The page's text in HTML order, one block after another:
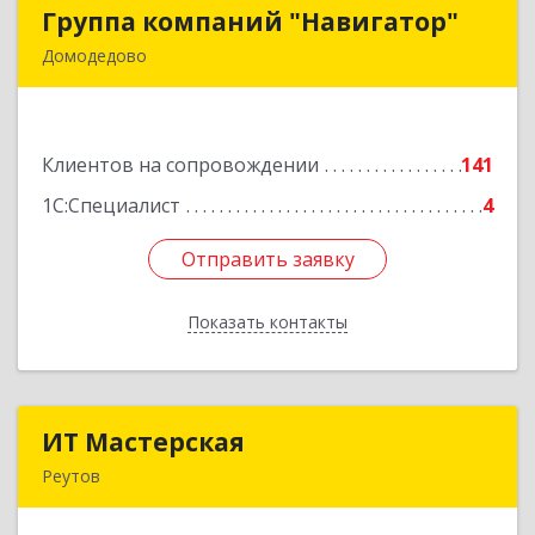
Группа компаний "Навигатор"
Домодедово
Клиентов на сопровождении
141
1С:Специалист
4
Отправить заявку
Показать контакты
Группа компаний "Навигатор"
Подробнее
Отправить заявку
Назад
ИТ Мастерская
Реутов